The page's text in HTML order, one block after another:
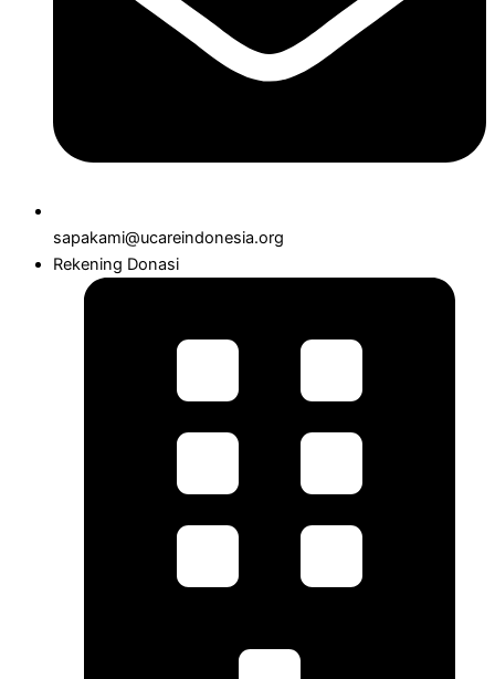
sapakami@ucareindonesia.org
Rekening Donasi